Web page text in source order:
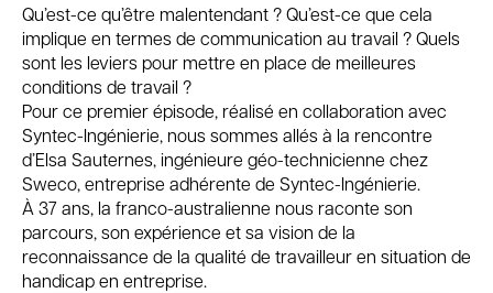
Qu’est-ce qu’être malentendant ? Qu’est-ce que cela
implique en termes de communication au travail ? Quels
sont les leviers pour mettre en place de meilleures
conditions de travail ?
Pour ce premier épisode, réalisé en collaboration avec
Syntec-Ingénierie, nous sommes allés à la rencontre
d’Elsa Sauternes, ingénieure géo-technicienne chez
Sweco, entreprise adhérente de Syntec-Ingénierie.
À 37 ans, la franco-australienne nous raconte son
parcours, son expérience et sa vision de la
reconnaissance de la qualité de travailleur en situation de
handicap en entreprise.